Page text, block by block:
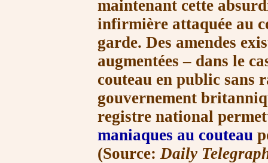
maintenant cette
infirmière attaquée au
garde. Des amendes
augmentées – dans le
couteau en public sans
gouvernement
registre national
maniaques au couteau
(Source:Daily